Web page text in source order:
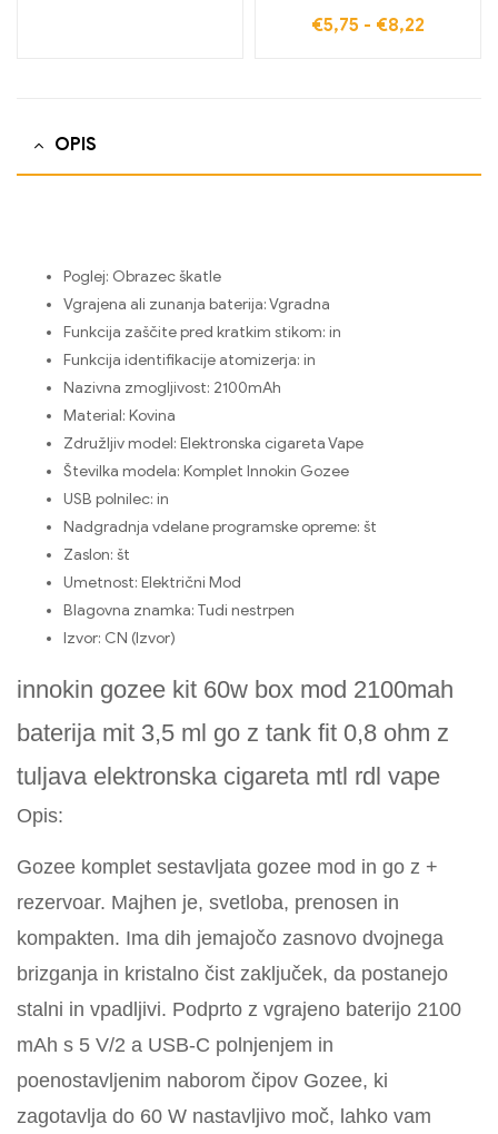
€5,75 - €8,22
OPIS
Poglej: Obrazec škatle
Vgrajena ali zunanja baterija:Vgradna
Funkcija zaščite pred kratkim stikom: in
Funkcija identifikacije atomizerja: in
Nazivna zmogljivost: 2100mAh
Material: Kovina
Združljiv model: Elektronska cigareta Vape
Številka modela: Komplet Innokin Gozee
USB polnilec: in
Nadgradnja vdelane programske opreme: št
Zaslon: št
Umetnost: Električni Mod
Blagovna znamka: Tudi nestrpen
Izvor: CN (Izvor)
innokin gozee kit 60w box mod 2100mah
baterija mit 3,5 ml go z tank fit 0,8 ohm z
tuljava elektronska cigareta mtl rdl vape
Opis:
Gozee komplet sestavljata gozee mod in go z +
rezervoar. Majhen je, svetloba, prenosen in
kompakten. Ima dih jemajočo zasnovo dvojnega
brizganja in kristalno čist zaključek, da postanejo
stalni in vpadljivi. Podprto z vgrajeno baterijo 2100
mAh s 5 V/2 a USB-C polnjenjem in
poenostavljenim naborom čipov Gozee, ki
zagotavlja do 60 W nastavljivo moč, lahko vam